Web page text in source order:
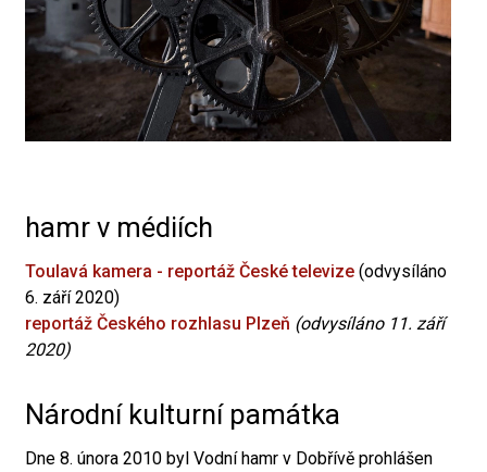
hamr v médiích
Toulavá kamera - reportáž České televize (odvysíláno
6. září 2020)
reportáž Českého rozhlasu Plzeň (odvysíláno 11. září
2020)
Národní kulturní památka
Dne 8. února 2010 byl Vodní hamr v Dobřívě prohlášen